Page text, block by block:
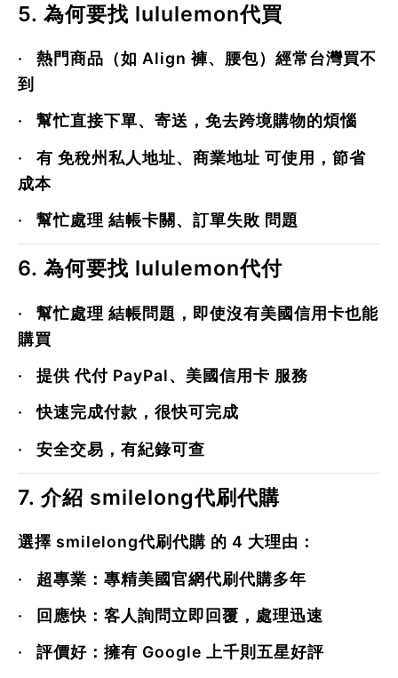
5. 為何要找 lululemon代買
· 熱門商品（如 Align 褲、腰包）經常台灣買不
到
· 幫忙直接下單、寄送，免去跨境購物的煩惱
· 有 免稅州私人地址、商業地址 可使用，節省
成本
· 幫忙處理 結帳卡關、訂單失敗 問題
6. 為何要找 lululemon代付
· 幫忙處理 結帳問題 ，即使沒有美國信用卡也能
購買
· 提供代付 PayPal、美國信用卡 服務
·快速完成付款 ，很快可完成
· 安全交易，有紀錄可查
7. 介紹 smilelong代刷代購
選擇 smilelong代刷代購 的 4 大理由：
· 超專業 ：專精美國官網代刷代購多年
·
回應快 ：客人詢問立即回覆，處理迅速
· 評價好 ：擁有 Google 上千則五星好評